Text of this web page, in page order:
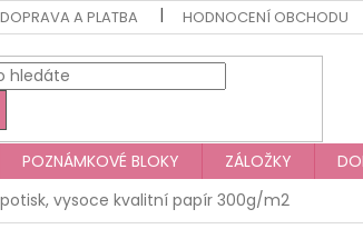
DOPRAVA A PLATBA HODNOCENÍ OBCHODU
POZNÁMKOVÉ BLOKY ZÁLOŽKY
vysoce kvalitní papír 300g/m2